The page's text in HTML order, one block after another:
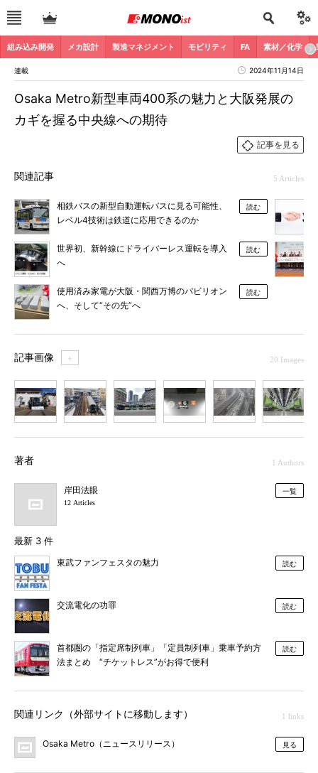
組み込み開発 メカ設計 製造マネジメント モビリティ FA 素材／化学
連載 2024年11月14日
Osaka Metro新型車両400系の魅力と大阪発展の
カギを握る中央線への期待
記事を見る
関連記事 5 Articles
相鉄バスの新型自動運転バスに見る可能性、
レベル4技術は鉄道に応用できるのか
読む
世界初、新幹線にドライバーレス運転を導入
へ
読む
使用済み家電が大阪・関西万博のパビリオン
へ、そして“その先”へ
読む
記事画像 ＋ 20 Images
著者 1 Authors
岸田法眼
12 Articles
一覧
最新 3 件
東武ファンフェスタの魅力 読む
交流電化の功罪 読む
首都圏の「指定席制列車」「定員制列車」乗車予約方
法まとめ “チケットレス”がお得で便利
読む
関連リンク（外部サイトに移動します） 1 links
Osaka Metro（ニュースリリース） 見る